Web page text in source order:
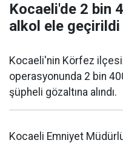
Kocaeli'de 2 bin
alkol ele geçirildi
Kocaeli'nin Körfez
operasyonunda 2 bin
şüpheli gözaltına alındı.
Kocaeli Emniyet